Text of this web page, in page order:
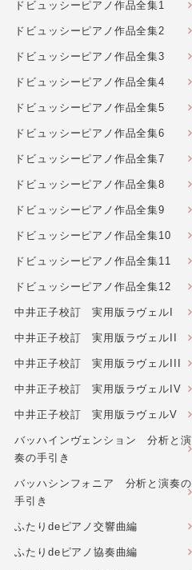
ドビュッシーピアノ作品全集1
ドビュッシーピアノ作品全集2
ドビュッシーピアノ作品全集3
ドビュッシーピアノ作品全集4
ドビュッシーピアノ作品全集5
ドビュッシーピアノ作品全集6
ドビュッシーピアノ作品全集7
ドビュッシーピアノ作品全集8
ドビュッシーピアノ作品全集9
ドビュッシーピアノ作品全集10
ドビュッシーピアノ作品全集11
ドビュッシーピアノ作品全集12
中井正子校訂 実用版ラヴェルI
中井正子校訂 実用版ラヴェルII
中井正子校訂 実用版ラヴェルIII
中井正子校訂 実用版ラヴェルIV
中井正子校訂 実用版ラヴェルV
バッハインヴェンション 分析と演
奏の手引き
バッハシンフォニア 分析と演奏の
手引き
ふたりdeピアノ交響曲編
ふたりdeピアノ協奏曲編